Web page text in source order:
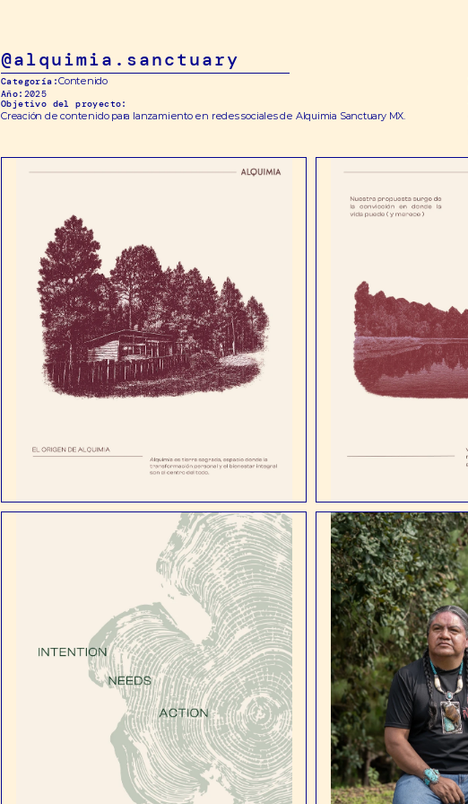
@alquimia.sanctuary
Categoría:Contenido
Año: 2025
Objetivo del proyecto:
Creación de contenido para lanzamiento en redes sociales de Alquimia Sanctuary MX.